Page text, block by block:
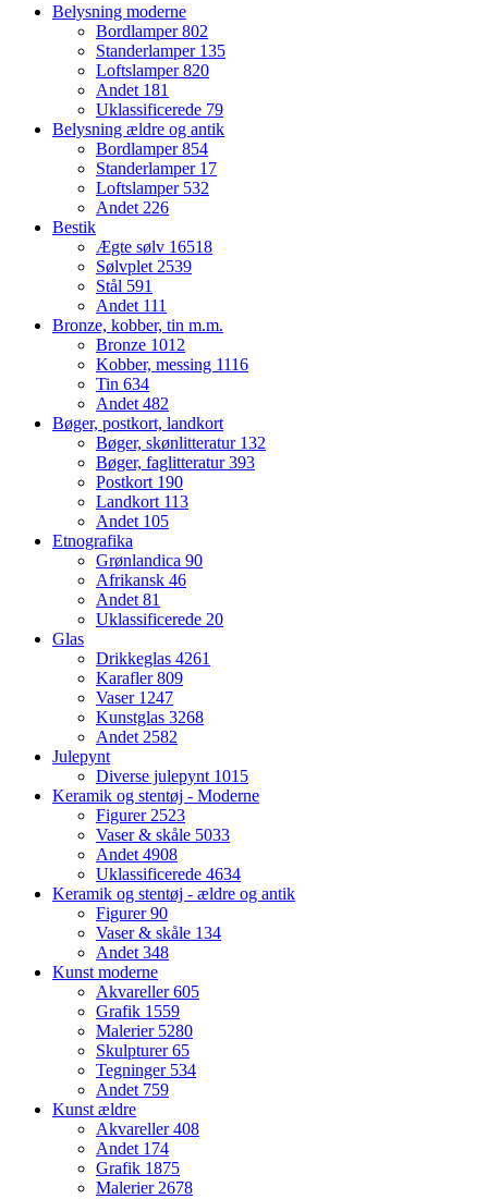
Belysning moderne
Bordlamper802
Standerlamper 135
Loftslamper820
Andet 181
Uklassificerede 79
Belysning ældre og antik
Bordlamper854
Standerlamper 17
Loftslamper 532
Andet 226
Bestik
Ægte sølv 16518
Sølvplet 2539
Stål 591
Andet 111
Bronze, kobber, tin m.m.
Bronze 1012
Kobber, messing 1116
Tin 634
Andet 482
Bøger, postkort, landkort
Bøger, skønlitteratur 132
Bøger, faglitteratur393
Postkort 190
Landkort 113
Andet 105
Etnografika
Grønlandica 90
Afrikansk 46
Andet 81
Uklassificerede 20
Glas
Drikkeglas 4261
Karafler809
Vaser 1247
Kunstglas 3268
Andet 2582
Julepynt
Diverse julepynt 1015
Keramik og stentøj - Moderne
Figurer 2523
Vaser & skåle 5033
Andet 4908
Uklassificerede 4634
Keramik og stentøj - ældre og antik
Figurer90
Vaser & skåle 134
Andet 348
Kunst moderne
Akvareller605
Grafik 1559
Malerier 5280
Skulpturer65
Tegninger 534
Andet 759
Kunst ældre
Akvareller408
Andet 174
Grafik 1875
Malerier 2678